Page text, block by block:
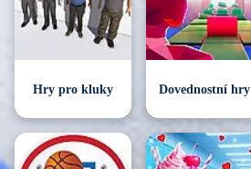
Hry pro kluky Dovednostní hry